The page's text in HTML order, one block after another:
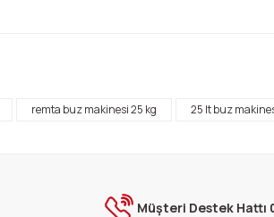
remta buz makinesi 25 kg 25 lt buz
Müşteri Destek Hattı